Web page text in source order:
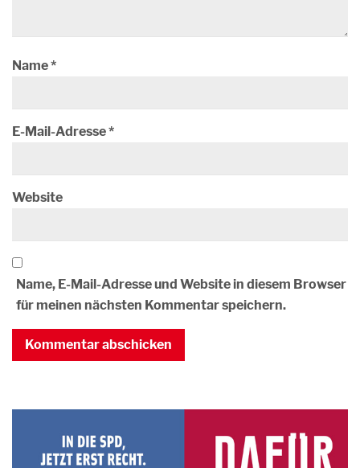
Name*
E-Mail-Adresse*
Website
Name, E-Mail-Adresse und Website in diesem Browser
für meinen nächsten Kommentar speichern.